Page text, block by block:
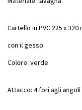
Cartello in PVC 225 x
con il gesso.
Colore: verde
Attacco: 4 fori agli